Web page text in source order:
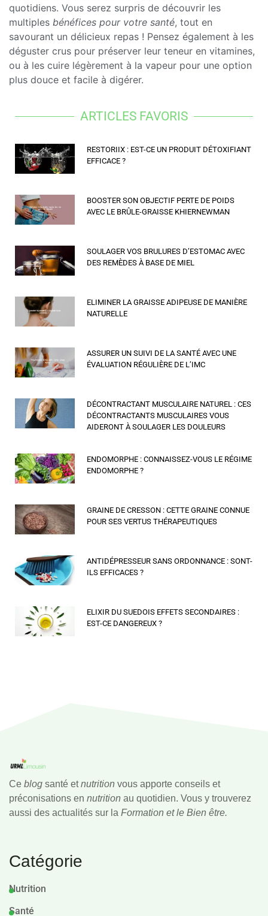
quotidiens. Vous serez surpris de découvrir les
multiples bénéfices pour votre santé, tout en
savourant un délicieux repas ! Pensez également à les
déguster crus pour préserver leur teneur en vitamines,
ou à les cuire légèrement à la vapeur pour une option
plus douce et facile à digérer.
ARTICLES FAVORIS
RESTORIIX : EST-CE UN PRODUIT DÉTOXIFIANT
EFFICACE ?
BOOSTER SON OBJECTIF PERTE DE POIDS
AVEC LE BRÛLE-GRAISSE KHIERNEWMAN
SOULAGER VOS BRULURES D’ESTOMAC AVEC
DES REMÈDES À BASE DE MIEL
ELIMINER LA GRAISSE ADIPEUSE DE MANIÈRE
NATURELLE
ASSURER UN SUIVI DE LA SANTÉ AVEC UNE
ÉVALUATION RÉGULIÈRE DE L’IMC
DÉCONTRACTANT MUSCULAIRE NATUREL : CES
DÉCONTRACTANTS MUSCULAIRES VOUS
AIDERONT À SOULAGER LES DOULEURS
ENDOMORPHE : CONNAISSEZ-VOUS LE RÉGIME
ENDOMORPHE ?
GRAINE DE CRESSON : CETTE GRAINE CONNUE
POUR SES VERTUS THÉRAPEUTIQUES
ANTIDÉPRESSEUR SANS ORDONNANCE : SONT-
ILS EFFICACES ?
ELIXIR DU SUEDOIS EFFETS SECONDAIRES :
EST-CE DANGEREUX ?
Ce blog santé etnutrition vous apporte conseils et
préconisations en nutrition au quotidien. Vous y trouverez
aussi des actualités sur la Formation et le Bien être.
Catégorie
Nutrition
Santé